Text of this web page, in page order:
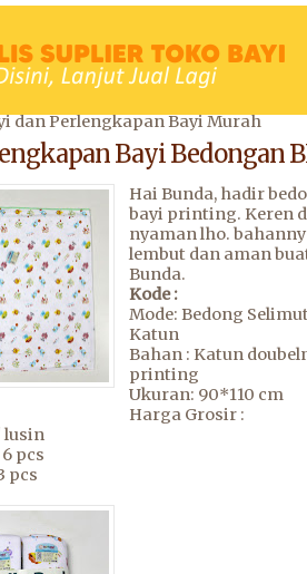
dan Perlengkapan Bayi Murah
Bayi Bedongan
Hai Bunda, hadir
bayi printing. Keren
nyaman lho.
lembut dan aman
Bunda.
Kode :
Mode: Bedong
Katun
Bahan : Katun
printing
Ukuran: 90*110 cm
Harga Grosir :
lusin
pcs
pcs